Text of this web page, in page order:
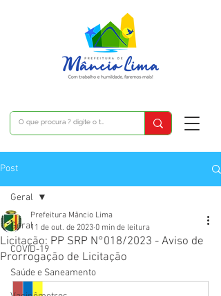
Post
Geral
COVID-19
Saúde e Saneamento
Geral
Licitação: PP SRP N°018/2023 - Aviso de
Prorrogação de Licitação
Prefeitura Mâncio Lima
11 de out. de 2023 0 min de leitura